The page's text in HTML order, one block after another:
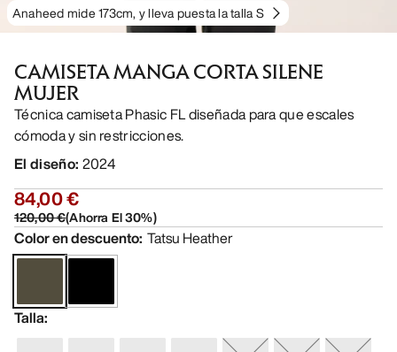
Anaheed mide 173cm, y lleva puesta la talla S
CAMISETA MANGA CORTA SILENE
MUJER
Técnica camiseta Phasic FL diseñada para que escales
cómoda y sin restricciones.
El diseño: 2024
84,00 €
120,00 €(Ahorra El30%)
Color en descuento: Tatsu Heather
Talla: